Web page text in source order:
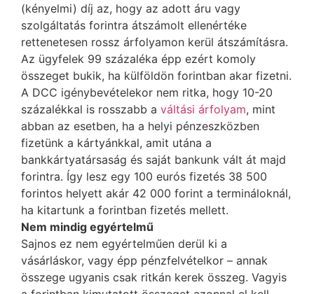
(kényelmi) díj az, hogy az adott áru vagy
szolgáltatás forintra átszámolt ellenértéke
rettenetesen rossz árfolyamon kerül átszámításra.
Az ügyfelek 99 százaléka épp ezért komoly
összeget bukik, ha külföldön forintban akar fizetni.
A DCC igénybevételekor nem ritka, hogy 10-20
százalékkal is rosszabb a váltási árfolyam, mint
abban az esetben, ha a helyi pénzeszközben
fizetünk a kártyánkkal, amit utána a
bankkártyatársaság és saját bankunk vált át majd
forintra. Így lesz egy 100 eurós fizetés 38 500
forintos helyett akár 42 000 forint a termináloknál,
ha kitartunk a forintban fizetés mellett.
Nem mindig egyértelmű
Sajnos ez nem egyértelműen derül ki a
vásárláskor, vagy épp pénzfelvételkor – annak
összege ugyanis csak ritkán kerek összeg. Vagyis